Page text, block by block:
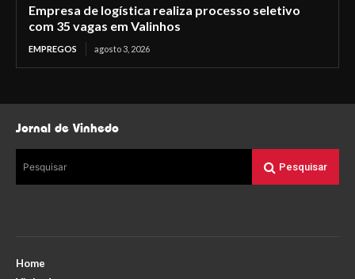
Empresa de logística realiza processo seletivo
com 35 vagas em Valinhos
EMPREGOS agosto 3, 2026
Jornal de Vinhedo
Pesquisar Pesquisar
Home